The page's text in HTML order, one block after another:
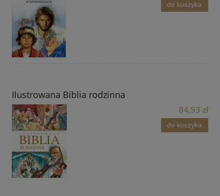
do koszyka
Ilustrowana Biblia rodzinna
84,93 zł
do koszyka